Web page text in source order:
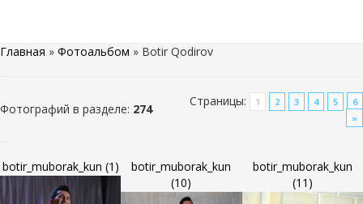
Главная » Фотоальбом » Botir Qodirov
Фотографий в разделе: 274
Страницы: 1 2 3 4 5
6
»
botir_muborak_kun (1)
botir_muborak_kun
(10)
botir_muborak_kun
(11)